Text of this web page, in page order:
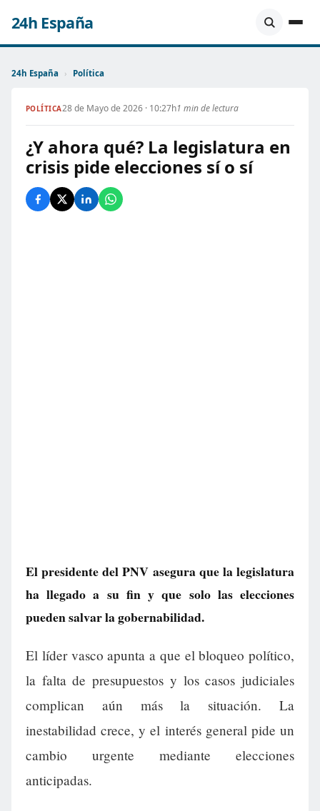
24h España
24h España › Política
POLÍTICA28 de Mayo de 2026 · 10:27h1 min de lectura
¿Y ahora qué? La legislatura en
crisis pide elecciones sí o sí
El presidente del PNV asegura que la legislatura
ha llegado a su fin y que solo las elecciones
pueden salvar la gobernabilidad.
El líder vasco apunta a que el bloqueo político,
la falta de presupuestos y los casos judiciales
complican aún más la situación. La
inestabilidad crece, y el interés general pide un
cambio urgente mediante elecciones
anticipadas.